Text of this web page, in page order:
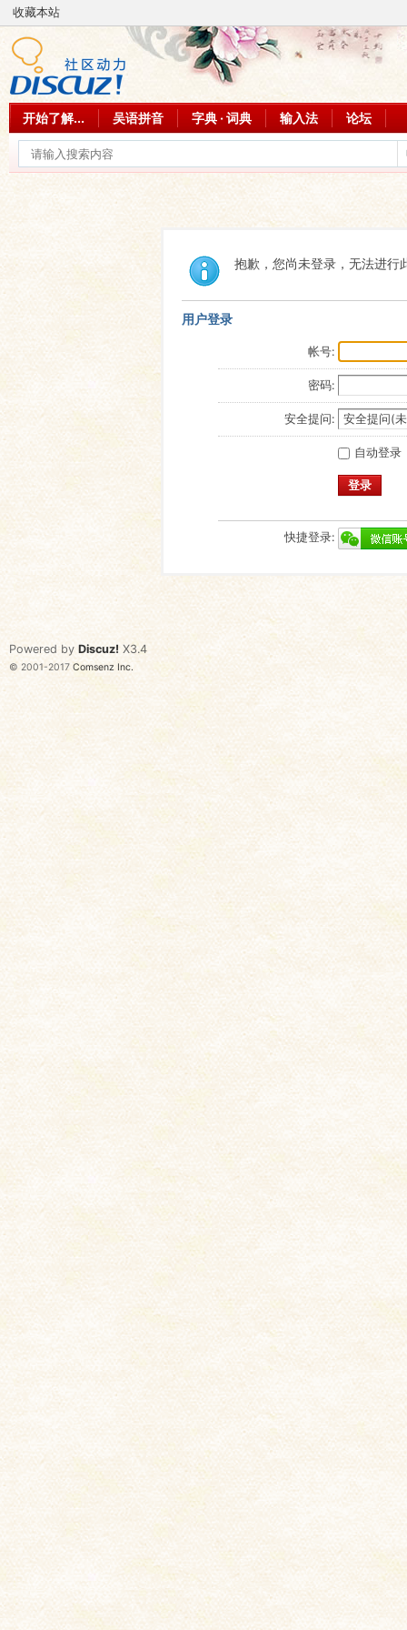
收藏本站
开始了解... 吴语拼音 字典 · 词典 输入法 论坛
抱歉，您尚未登录，无法进行
用户登录
帐号:
密码:
安全提问:
自动登录
登录
快捷登录:
Powered by Discuz! X3.4
© 2001-2017 Comsenz Inc.